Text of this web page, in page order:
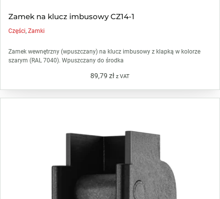
Zamek na klucz imbusowy CZ14-1
Części,Zamki
Zamek wewnętrzny (wpuszczany) na klucz imbusowy z klapką w kolorze
szarym (RAL 7040). Wpuszczany do środka
89,79 zł z VAT